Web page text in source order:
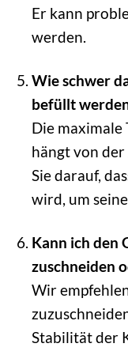
Er kann
werden.
Wie schwer
befüllt
Die maximale
hängt von
Sie darauf,
wird, um
Kann ich den
zuschneiden
Wir
Stabilität der